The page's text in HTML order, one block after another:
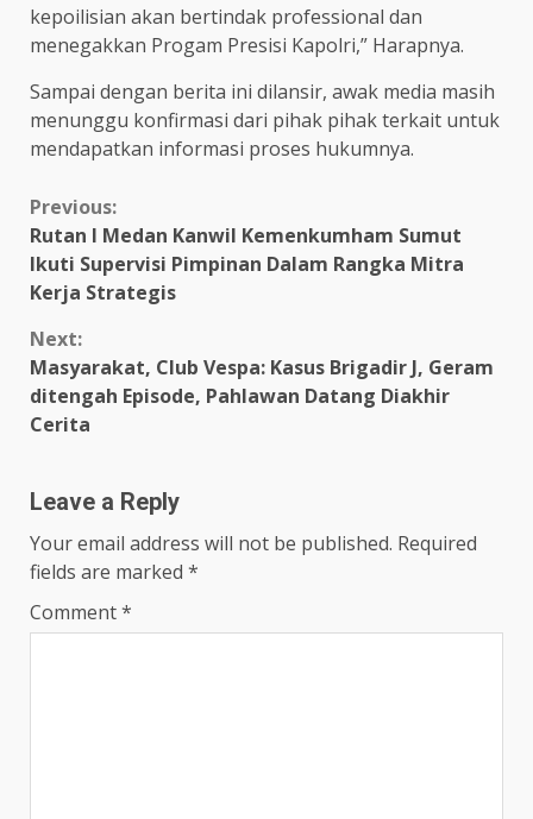
kepoilisian akan bertindak professional dan
menegakkan Progam Presisi Kapolri,” Harapnya.
Sampai dengan berita ini dilansir, awak media masih
menunggu konfirmasi dari pihak pihak terkait untuk
mendapatkan informasi proses hukumnya.
Continue
Reading
Previous:
Rutan I Medan Kanwil Kemenkumham Sumut
Ikuti Supervisi Pimpinan Dalam Rangka Mitra
Kerja Strategis
Next:
Masyarakat, Club Vespa: Kasus Brigadir J, Geram
ditengah Episode, Pahlawan Datang Diakhir
Cerita
Leave a Reply
Your email address will not be published. Required
fields are marked *
Comment*